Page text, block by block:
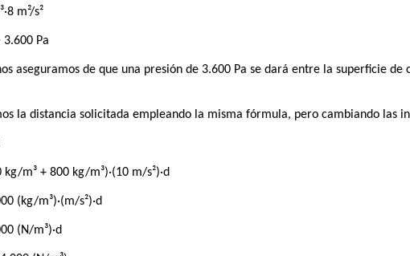
m²/s²
3.600 Pa
aseguramos de que una presión de 3.600 Pa se dará entre la superficie
la distancia solicitada empleando la misma fórmula, pero cambiando las
kg/m³ + 800 kg/m³)·(10 m/s²)·d
(kg/m³)·(m/s²)·d
(N/m³)·d